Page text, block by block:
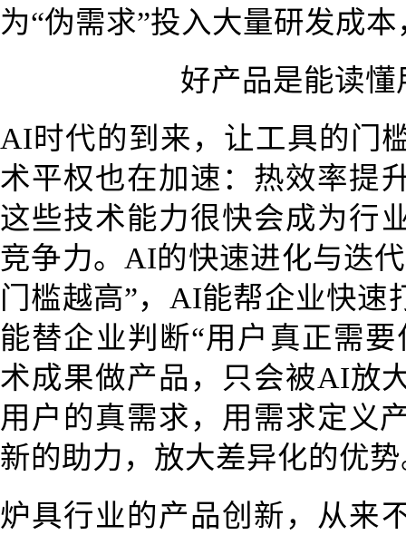
为“伪需求”投入大量研发成
好产品是能读
AI时代的到来，让工具的门
术平权也在加速：热效率提
这些技术能力很快会成为行
竞争力。AI的快速进化与迭
门槛越高”，AI能帮企业快速
能替企业判断“用户真正需
术成果做产品，只会被AI放
用户的真需求，用需求定义
新的助力，放大差异化的优
炉具行业的产品创新，从来